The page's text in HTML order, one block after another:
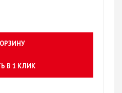
В 1 КЛИК